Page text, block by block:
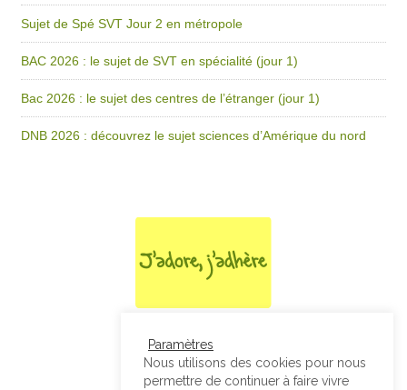
Sujet de Spé SVT Jour 2 en métropole
BAC 2026 : le sujet de SVT en spécialité (jour 1)
Bac 2026 : le sujet des centres de l’étranger (jour 1)
DNB 2026 : découvrez le sujet sciences d’Amérique du nord
Paramètres
Nous utilisons des cookies pour nous
permettre de continuer à faire vivre